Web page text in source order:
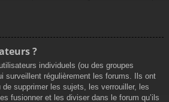
?
individuels (ou des groupes
surveillent régulièrement les forums. Ils ont
de supprimer les sujets, les verrouiller, les
fusionner et les diviser dans le forum qu’ils